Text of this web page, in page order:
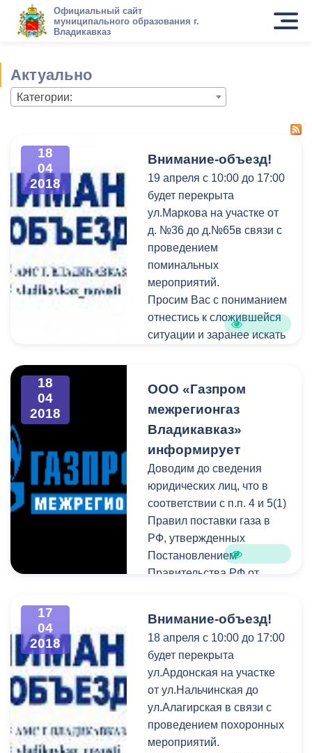
Официальный сайт
муниципального образования г.
Владикавказ
Актуально
Категории:
18
04
2018
Внимание-объезд!
19 апреля с 10:00 до 17:00
будет перекрыта
ул.Маркова на участке от
д. №36 до д.№65в связи с
проведением
поминальных
мероприятий.
Просим Вас с пониманием
отнестись к сложившейся
ситуации и заранее искать
18
04
2018
ООО «Газпром
межрегионгаз
Владикавказ»
информирует
Доводим до сведения
юридических лиц, что в
соответствии с п.п. 4 и 5(1)
Правил поставки газа в
РФ, утвержденных
Постановлением
Правительства РФ от
предоставить в ООО
«Газпром межрегионгаз
Владикавказ» копии
документов:
17
04
2018
Внимание-объезд!
18 апреля с 10:00 до 17:00
будет перекрыта
ул.Ардонская на участке
от ул.Нальчинская до
ул.Алагирская в связи с
проведением похоронных
мероприятий.